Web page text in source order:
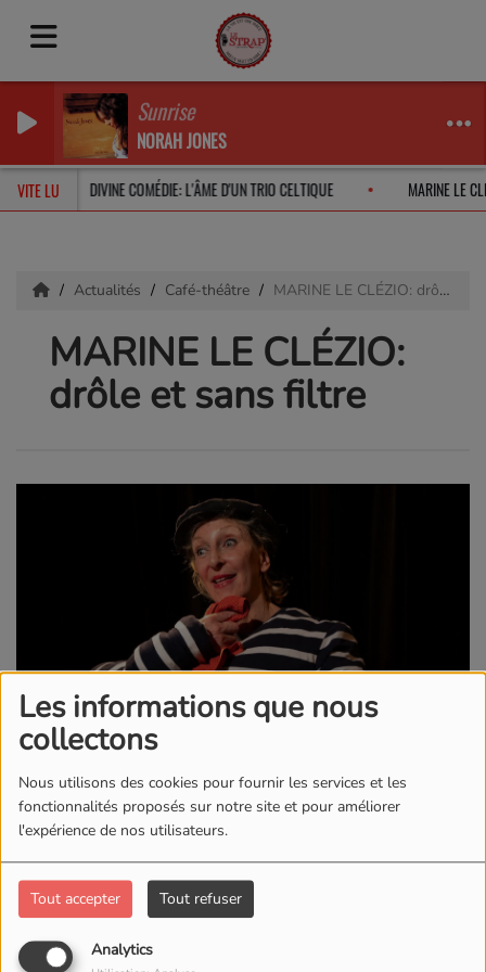
Les informations que nous
collectons
Nous utilisons des cookies pour fournir les services et les
fonctionnalités proposés sur notre site et pour améliorer
l'expérience de nos utilisateurs.
Tout accepter Tout refuser
Analytics
Sunrise
NORAH JONES
VITE LU DIVINE COMÉDIE: L'ÂME D'UN TRIO CELTIQUE MARINE LE
Actualités Café-théâtre MARINE LE CLÉZIO: drôle et sans filtre
MARINE LE CLÉZIO:
drôle et sans filtre
Marine Le Clézio: un show drôle et sans filtre
Ton corps a un message pour toi. Viens l'écouter... et
éclater de rire. Ce vendredi 19 juin à 20h,
clézios'installe sous les voûtes du STRAP' avec son
seule-en-scène percutant: «Votre corps me parle».